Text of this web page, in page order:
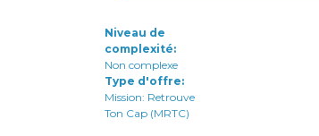
Niveau de
complexité
Non complexe
Type d'offre
Mission: Retrouve
Ton Cap (MRTC)